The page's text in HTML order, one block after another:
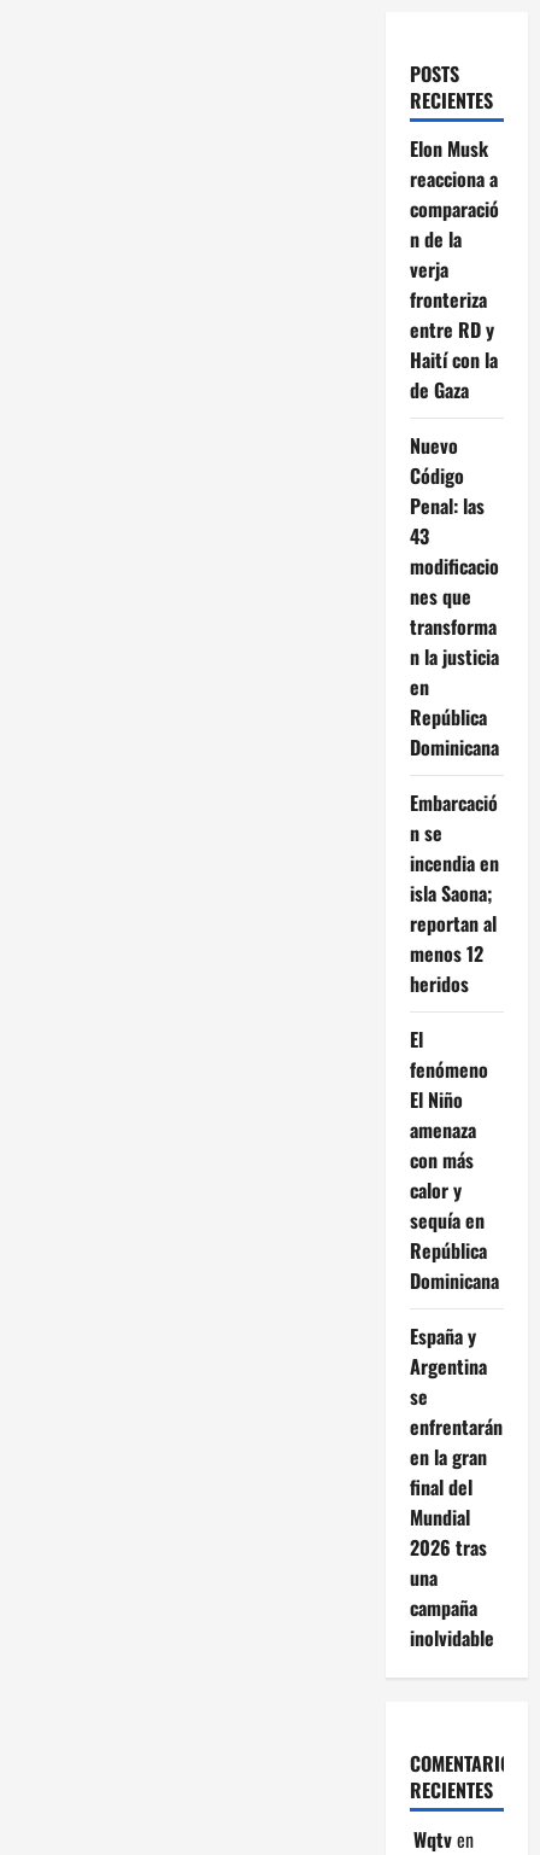
POSTS
RECIENTES
Elon Musk
reacciona a
comparació
n de la
verja
fronteriza
entre RD y
Haití con la
de Gaza
Nuevo
Código
Penal: las
43
modificacio
nes que
transforma
n la justicia
en
República
Dominicana
Embarcació
n se
incendia en
isla Saona;
reportan al
menos 12
heridos
El
fenómeno
El Niño
amenaza
con más
calor y
sequía en
República
Dominicana
España y
Argentina
se
enfrentarán
en la gran
final del
Mundial
2026 tras
una
campaña
inolvidable
COMENTARIOS
RECIENTES
Wqtven